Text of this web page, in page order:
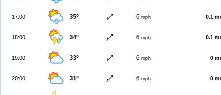
17:00 35º 6 mph 0.1
18:00 34º 6 mph 0.1
19:00 33º 6 mph 0
20:00 31º 6 mph 0